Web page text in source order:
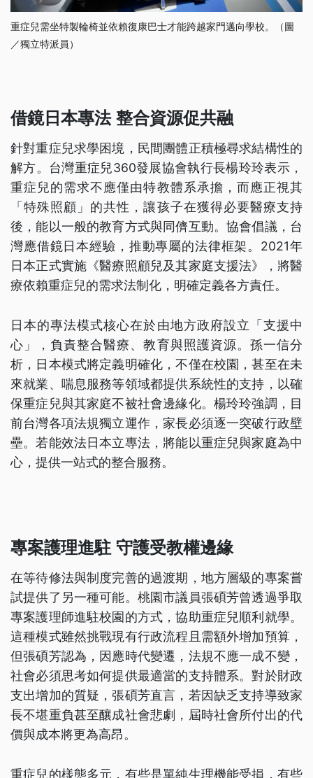
重症兒需坐特製輪椅並依賴復康巴士才能跨越家門邁向學校。（圖
／獨立特派員）
借鏡日本專法 整合資源促共融
針對重症兒求學困境，民間團體正積極尋求結構性的
解方。台灣重症兒360發展協會執行長楊玲玲表示，
重症兒的需求不應僅由特教體系承擔，而應正視其
「特殊照顧」的共性，讓孩子在獲得必要醫療支持
後，能以一般的教育方式與同儕互動。協會倡議，台
灣應借鏡日本經驗，推動專屬的法律框架。2021年
日本正式實施《醫療照顧兒及其家庭支援法》，將醫
療依賴重症兒的需求法制化，明確定義各方責任。
日本的專法模式核心在於由地方政府設立「支援中
心」，負責整合醫療、教育與照護資源。孫一信分
析，日本模式將定義明確化，不僅在校園，甚至在未
來就業、喘息服務等領域都提供系統性的支持，以確
保重症兒與其家庭不被社會邊緣化。楊玲玲強調，目
前台灣各項法規獨立運作，家長必須逐一突破行政壁
壘。若能效法日本立專法，將能以重症兒與家庭為中
心，提供一站式的整合服務。
專案護理進駐 守護受教權邊緣
在等待修法與制度完善的過渡期，地方層級的專案嘗
試提供了另一種可能。桃園市議員張碩芳曾透過爭取
專案護理師進駐校園的方式，協助重症兒順利就學。
這種模式雖然挑戰現有行政流程且需額外增加預算，
但張碩芳認為，因應時代變遷，法規不應一成不變，
社會必須思考如何提供最適當的支持體系。對於財政
支出增加的質疑，張碩芳直言，若因缺乏支持導致家
長不堪重負甚至釀成社會悲劇，屆時社會所付出的代
價與成本將更為高昂。
重症兒的樣態多元，有些是單純生理機能受損，有些